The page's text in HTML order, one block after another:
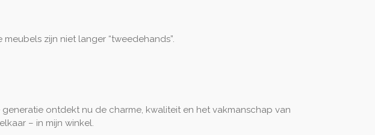
zijn niet langer “tweedehands”.
ontdekt nu de charme, kwaliteit en het vakmanschap van
– in mijn winkel.